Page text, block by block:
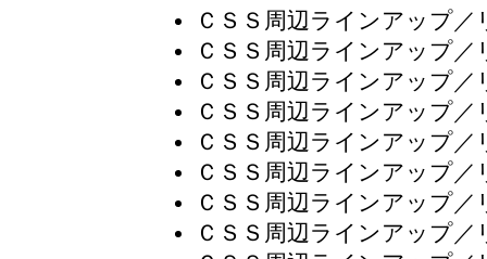
ＣＳＳ周辺ラインアップ／
ＣＳＳ周辺ラインアップ／
ＣＳＳ周辺ラインアップ／
ＣＳＳ周辺ラインアップ／
ＣＳＳ周辺ラインアップ／
ＣＳＳ周辺ラインアップ／
ＣＳＳ周辺ラインアップ／
ＣＳＳ周辺ラインアップ／